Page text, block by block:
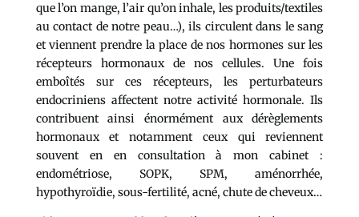
que l’on mange, l’air qu’on inhale, les produits/textiles
au contact de notre peau…), ils circulent dans le sang
et viennent prendre la place de nos hormones sur les
récepteurs hormonaux de nos cellules. Une fois
emboîtés sur ces récepteurs, les perturbateurs
endocriniens affectent notre activité hormonale. Ils
contribuent ainsi énormément aux dérèglements
hormonaux et notamment ceux qui reviennent
souvent en en consultation à mon cabinet :
endométriose, SOPK, SPM, aménorrhée,
hypothyroïdie, sous-fertilité, acné, chute de cheveux…